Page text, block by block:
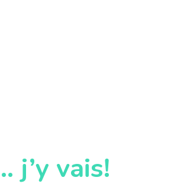
j’y vais!